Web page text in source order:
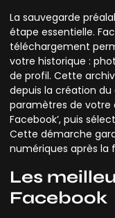
La sauvegarde
étape essentielle.
téléchargement
votre historique :
de profil. Cette
depuis la création du
paramètres de votre
Facebook’, puis
Cette démarche
numériques après
Les
Facebook